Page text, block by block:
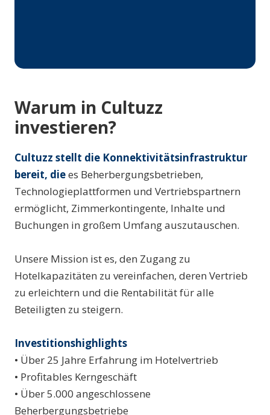
Warum in Cultuzz
investieren?
Cultuzz stellt die Konnektivitätsinfrastruktur
bereit, diees Beherbergungsbetrieben,
Technologieplattformen und Vertriebspartnern
ermöglicht, Zimmerkontingente, Inhalte und
Buchungen in großem Umfang auszutauschen.
Unsere Mission ist es, den Zugang zu
Hotelkapazitäten zu vereinfachen, deren Vertrieb
zu erleichtern und die Rentabilität für alle
Beteiligten zu steigern.
Investitionshighlights
• Über 25 Jahre Erfahrung im Hotelvertrieb
• Profitables Kerngeschäft
• Über 5.000 angeschlossene
Beherbergungsbetriebe